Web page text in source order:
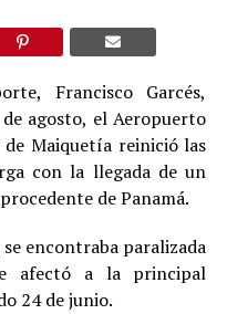
Francisco Garcés,
agosto, el Aeropuerto
Maiquetía reinició las
con la llegada de un
de Panamá.
se encontraba paralizada
afectó a la principal
24 de junio.